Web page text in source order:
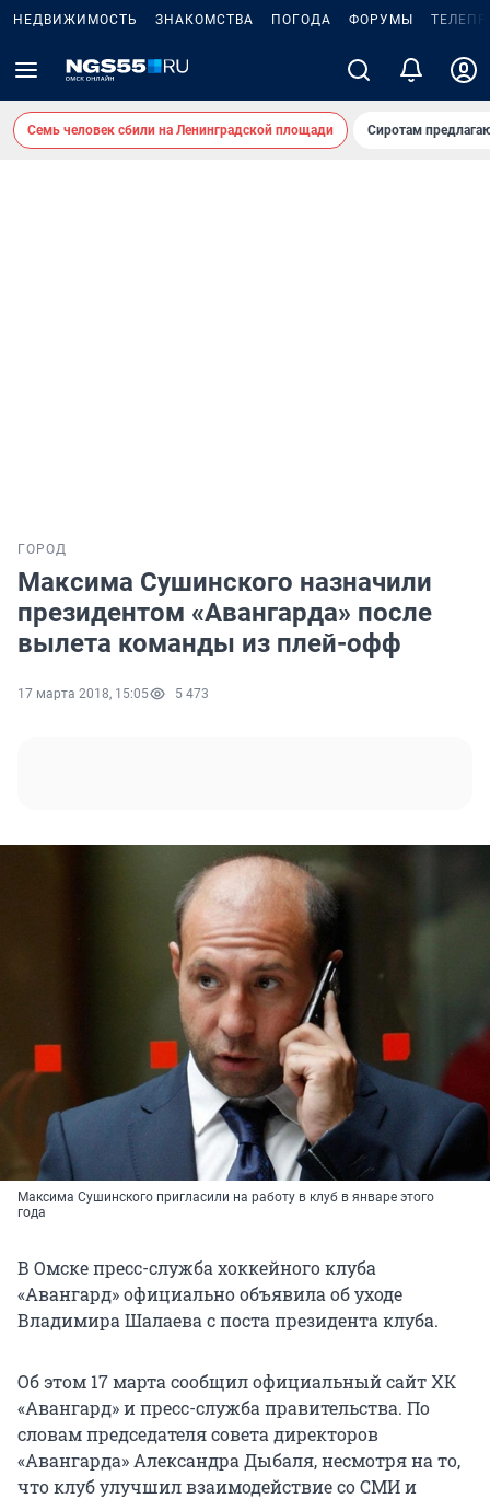
НЕДВИЖИМОСТЬ ЗНАКОМСТВА ПОГОДА ФОРУМЫ
Семь человек сбили на Ленинградской площади Сиротам
ГОРОД
Максима Сушинского назначили
президентом «Авангарда» после
вылета команды из плей-офф
17 марта 2018, 15:05 5 473
Максима Сушинского пригласили на работу в клуб в январе этого
года
В Омске пресс-служба хоккейного клуба
«Авангард» официально объявила об уходе
Владимира Шалаева с поста президента клуба.
Об этом 17 марта сообщил официальный сайт ХК
«Авангард» и пресс-служба правительства. По
словам председателя совета директоров
«Авангарда» Александра Дыбаля, несмотря на то,
что клуб улучшил взаимодействие со СМИ и